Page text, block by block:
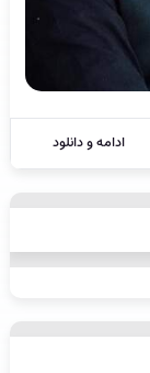
ادامه و دانلود